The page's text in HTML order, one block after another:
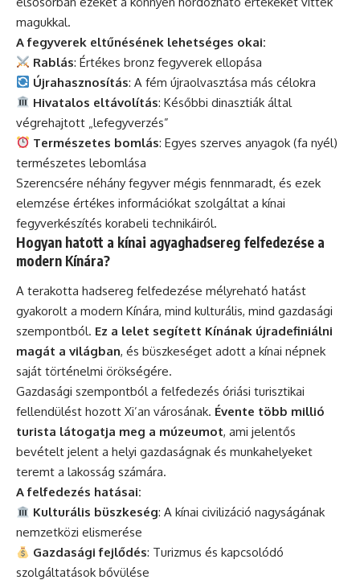
magukkal.
A fegyverek eltűnésének lehetséges okai:
Rablás: Értékes bronz fegyverek ellopása
Újrahasznosítás: A fém újraolvasztása más célokra
Hivatalos eltávolítás: Későbbi dinasztiák által
végrehajtott „lefegyverzés”
Természetes bomlás: Egyes szerves anyagok (fa nyél)
természetes lebomlása
Szerencsére néhány fegyver mégis fennmaradt, és ezek
elemzése értékes információkat szolgáltat a kínai
fegyverkészítés korabeli technikáiról.
Hogyan hatott a kínai agyaghadsereg felfedezése a
modern Kínára?
A terakotta hadsereg felfedezése mélyreható hatást
gyakorolt a modern Kínára, mind kulturális, mind gazdasági
szempontból. Ez a lelet segített Kínának újradefiniálni
magát a világban, és büszkeséget adott a kínai népnek
saját történelmi örökségére.
Gazdasági szempontból a felfedezés óriási turisztikai
fellendülést hozott Xi’an városának. Évente több millió
turista látogatja meg a múzeumot, ami jelentős
bevételt jelent a helyi gazdaságnak és munkahelyeket
teremt a lakosság számára.
A felfedezés hatásai:
Kulturális büszkeség: A kínai civilizáció nagyságának
nemzetközi elismerése
Gazdasági fejlődés: Turizmus és kapcsolódó
szolgáltatások bővülése